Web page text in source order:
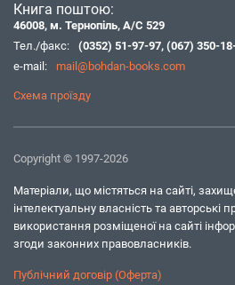
Книга поштою:
46008, м. Тернопіль, А/С 529
Тел./факс:
(0352) 51-97-97, (067) 350-
e-mail:
mail@bohdan-books.com
Схема проїзду
Copyright © 1997-2026
Матеріали, що містяться на сайті,
інтелектуальну власність та авторські
використання розміщеної на сайті
згоди законних правовласників.
Публічний договір (Оферта)